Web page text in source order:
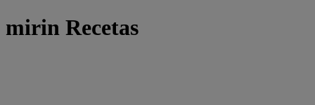
mirin Recetas